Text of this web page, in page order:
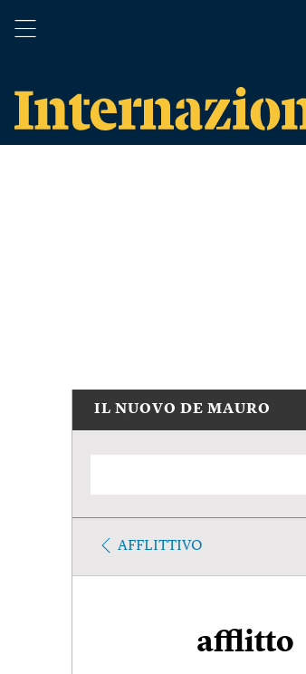
IL NUOVO DE MAURO
AFFLITTIVO
afflitto